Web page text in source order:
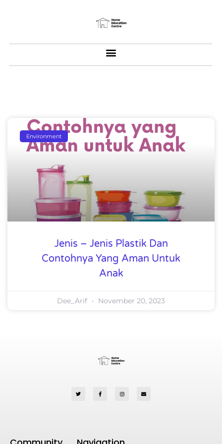
Environment
Jenis – Jenis Plastik Dan
Contohnya Yang Aman Untuk
Anak
Dee_Arif November 20, 2023